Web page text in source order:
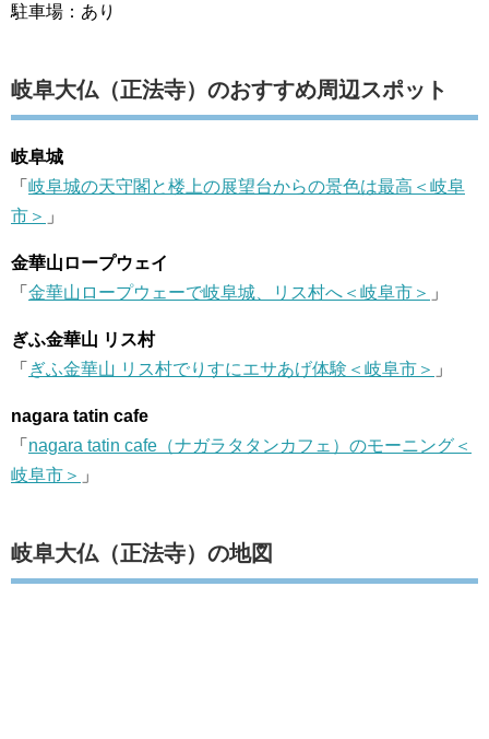
駐車場：あり
岐阜大仏（正法寺）のおすすめ周辺スポット
岐阜城
「 岐阜城の天守閣と楼上の展望台からの景色は最高＜岐阜
市＞ 」
金華山ロープウェイ
「 金華山ロープウェーで岐阜城、リス村へ＜岐阜市＞ 」
ぎふ金華山 リス村
「 ぎふ金華山 リス村でりすにエサあげ体験＜岐阜市＞ 」
nagara tatin cafe
「 nagara tatin cafe（ナガラタタンカフェ）のモーニング＜
岐阜市＞ 」
岐阜大仏（正法寺）の地図